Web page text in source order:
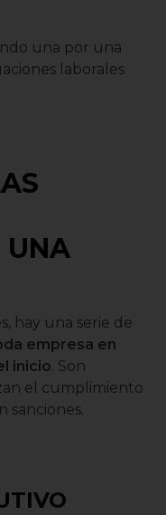
una por una
laborales
UNA
hay una serie de
empresa en
inicio. Son
el cumplimiento
sanciones.